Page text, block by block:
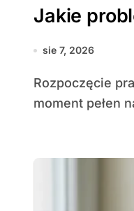
Jakie
sie 7, 2026
Rozpoczęcie praktyki lekarskiej po zakończeniu studiów to dla wielu młodych medyków
moment pełen